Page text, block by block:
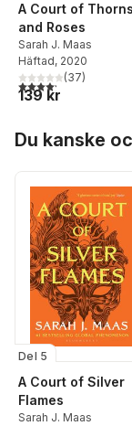
A Court of Thorns
and Roses
Sarah J. Maas
Häftad, 2020
4,2utav 5 stjärnor.
(37)
139 kr
Du kanske
Del 5
A Court of Silver
Flames
Sarah J. Maas